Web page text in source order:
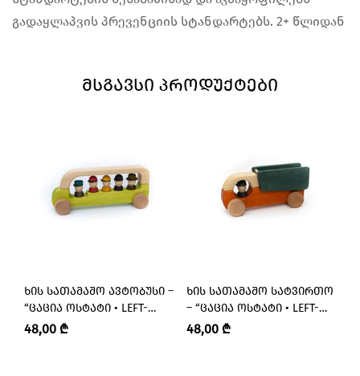
გადაყლაპვის პრევენციის სტანდარტებს. 2+ წლიდან
ᲛᲡᲒᲐᲕᲡᲘ ᲞᲠᲝᲓᲣᲥᲢᲔᲑᲘ
ᲮᲘᲡ ᲡᲐᲗᲐᲛᲐᲨᲝ ᲐᲕᲢᲝᲑᲣᲡᲘ –
“ᲪᲐᲪᲘᲐ ᲝᲡᲢᲐᲢᲘ • LEFT-
HANDED MASTER”
48,00 ₾
ᲮᲘᲡ ᲡᲐᲗᲐᲛᲐᲨᲝ ᲡᲐᲢᲕᲘᲠᲗᲝ
– “ᲪᲐᲪᲘᲐ ᲝᲡᲢᲐᲢᲘ • LEFT-
HANDED MASTER”
48,00 ₾